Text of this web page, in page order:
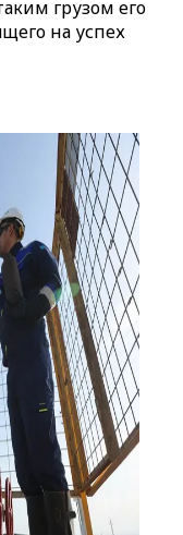
грузом его
на успех